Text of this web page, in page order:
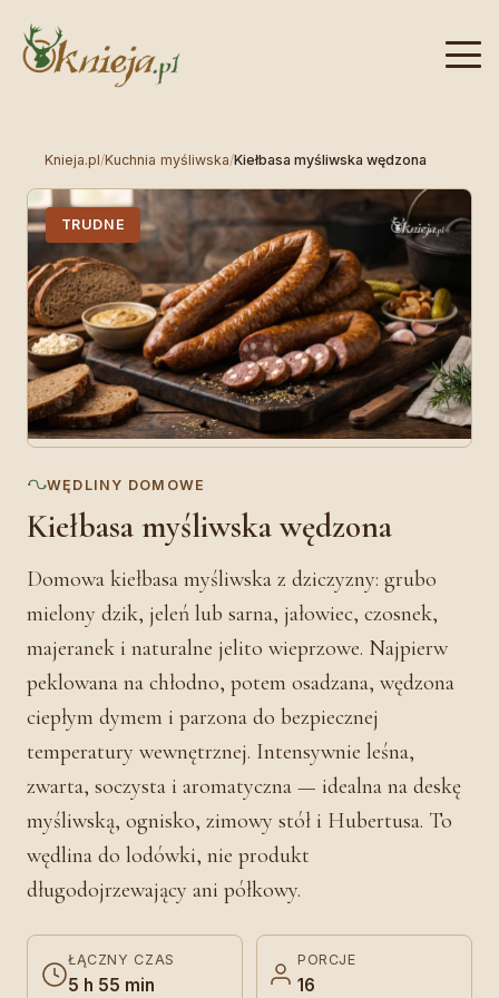
Knieja.pl/Kuchnia myśliwska/Kiełbasa myśliwska wędzona
TRUDNE
WĘDLINY DOMOWE
Kiełbasa myśliwska wędzona
Domowa kiełbasa myśliwska z dziczyzny: grubo
mielony dzik, jeleń lub sarna, jałowiec, czosnek,
majeranek i naturalne jelito wieprzowe. Najpierw
peklowana na chłodno, potem osadzana, wędzona
ciepłym dymem i parzona do bezpiecznej
temperatury wewnętrznej. Intensywnie leśna,
zwarta, soczysta i aromatyczna — idealna na deskę
myśliwską, ognisko, zimowy stół i Hubertusa. To
wędlina do lodówki, nie produkt
długodojrzewający ani półkowy.
ŁĄCZNY CZAS
5 h 55 min
PORCJE
16